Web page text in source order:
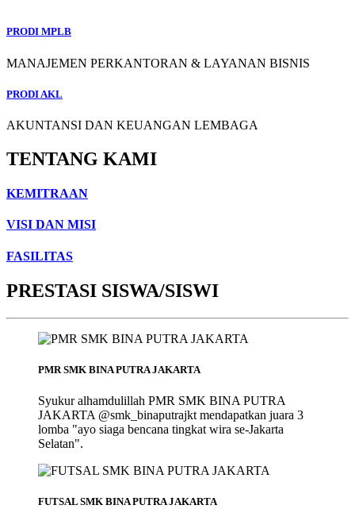
PRODI MPLB
MANAJEMEN PERKANTORAN & LAYANAN BISNIS
PRODI AKL
AKUNTANSI DAN KEUANGAN LEMBAGA
TENTANG KAMI
KEMITRAAN
VISI DAN MISI
FASILITAS
PRESTASI SISWA/SISWI
PMR SMK BINA PUTRA JAKARTA
Syukur alhamdulillah PMR SMK BINA PUTRA
JAKARTA @smk_binaputrajkt mendapatkan juara 3
lomba "ayo siaga bencana tingkat wira se-Jakarta
Selatan".
FUTSAL SMK BINA PUTRA JAKARTA